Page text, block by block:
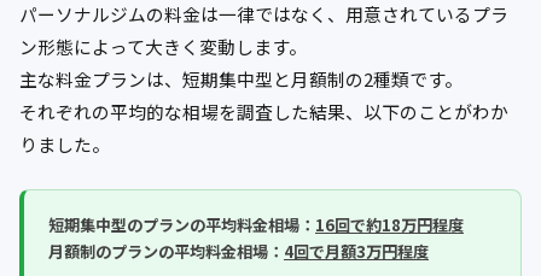
パーソナルジムの料金は一律ではなく、用意されているプラ
ン形態によって大きく変動します。
主な料金プランは、短期集中型と月額制の2種類です。
それぞれの平均的な相場を調査した結果、以下のことがわか
りました。
短期集中型のプランの平均料金相場： 16回で約18万円程度
月額制のプランの平均料金相場： 4回で月額3万円程度